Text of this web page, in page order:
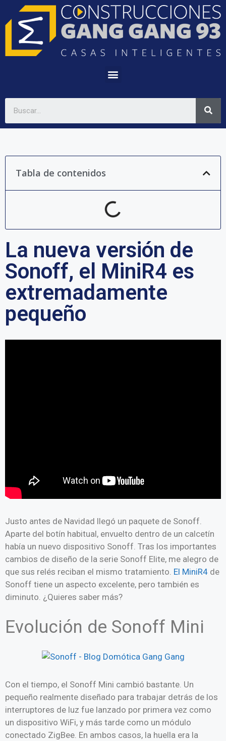
Tabla de contenidos
La nueva versión de
Sonoff, el MiniR4 es
extremadamente
pequeño
Justo antes de Navidad llegó un paquete de Sonoff.
Aparte del botín habitual, envuelto dentro de un calcetín
había un nuevo dispositivo Sonoff. Tras los importantes
cambios de diseño de la serie Sonoff Elite, me alegro de
que sus relés reciban el mismo tratamiento. El MiniR4 de
Sonoff tiene un aspecto excelente, pero también es
diminuto. ¿Quieres saber más?
Evolución de Sonoff Mini
Con el tiempo, el Sonoff Mini cambió bastante. Un
pequeño realmente diseñado para trabajar detrás de los
interruptores de luz fue lanzado por primera vez como
un dispositivo WiFi, y más tarde como un módulo
conectado ZigBee. En ambos casos, la huella era la